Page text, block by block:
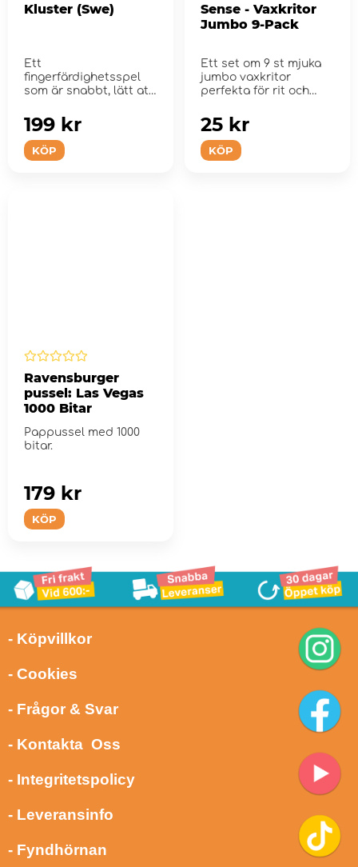
Kluster (Swe)
Ett
fingerfärdighetsspel
som är snabbt, lätt att
KÖP
199 kr
Sense - Vaxkritor
Jumbo 9-Pack
Ett set om 9 st mjuka
jumbo vaxkritor
perfekta för rit och
KÖP
25 kr
Ravensburger
pussel: Las Vegas
1000 Bitar
Pappussel med 1000
bitar.
KÖP
179 kr
- Köpvillkor
- Cookies
- Frågor & Svar
- Kontakta Oss
- Integritetspolicy
- Leveransinfo
- Fyndhörnan